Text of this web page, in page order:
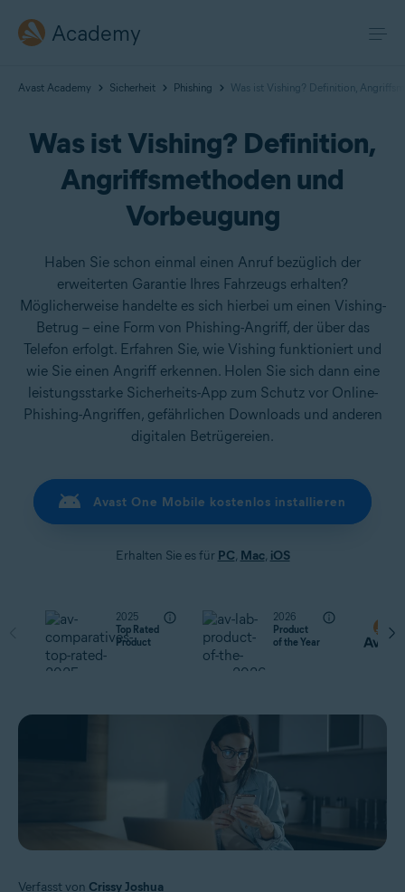
Academy
Avast Academy Sicherheit Phishing Was ist Vishing? Definition,
Was ist Vishing? Definition,
Angriffsmethoden und
Vorbeugung
Haben Sie schon einmal einen Anruf bezüglich der
erweiterten Garantie Ihres Fahrzeugs erhalten?
Möglicherweise handelte es sich hierbei um einen Vishing-
Betrug – eine Form von Phishing-Angriff, der über das
Telefon erfolgt. Erfahren Sie, wie Vishing funktioniert und
wie Sie einen Angriff erkennen. Holen Sie sich dann eine
leistungsstarke Sicherheits-App zum Schutz vor Online-
Phishing-Angriffen, gefährlichen Downloads und anderen
digitalen Betrügereien.
Avast One Mobile kostenlos installieren
Erhalten Sie es für PC, Mac, iOS
2025
Top Rated
Product
2026
Product
of the Year
Verfasst von Crissy Joshua